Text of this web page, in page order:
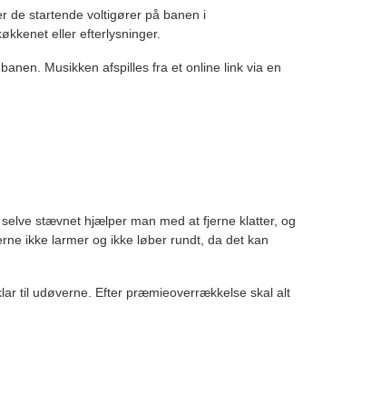
de startende voltigører på banen i
eller efterlysninger.
Musikken afspilles fra et online link via en
stævnet hjælper man med at fjerne klatter, og
ikke larmer og ikke løber rundt, da det kan
til udøverne. Efter præmieoverrækkelse skal alt